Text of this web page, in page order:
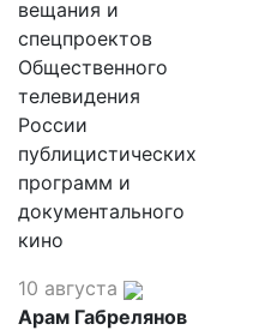
вещания и
спецпроектов
Общественного
телевидения
России
публицистических
программ и
документального
кино
10 августа
Арам Габрелянов